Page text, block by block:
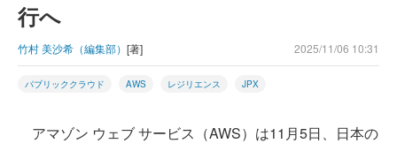
行へ
竹村 美沙希（編集部） [著] 2025/11/06 10:31
パブリッククラウド AWS レジリエンス JPX
アマゾン ウェブ サービス（AWS）は11月5日、日本の